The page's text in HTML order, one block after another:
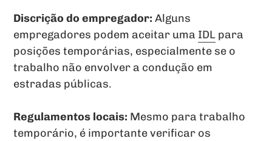
Discrição do empregador: Alguns
empregadores podem aceitar uma IDL para
posições temporárias, especialmente se o
trabalho não envolver a condução em
estradas públicas.
Regulamentos locais: Mesmo para trabalho
temporário, é importante verificar os